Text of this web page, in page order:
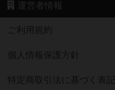
運営者情報
ご利用規約
個人情報保護方針
特定商取引法に基づく表記